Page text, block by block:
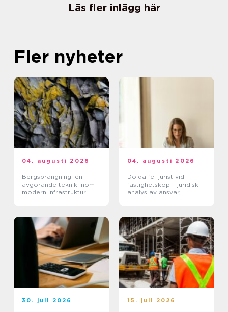
Läs fler inlägg här
Fler nyheter
04. augusti 2026
Bergsprängning: en
avgörande teknik inom
modern infrastruktur
04. augusti 2026
Dolda fel-jurist vid
fastighetsköp – juridisk
analys av ansvar,
30. juli 2026 15. juli 2026